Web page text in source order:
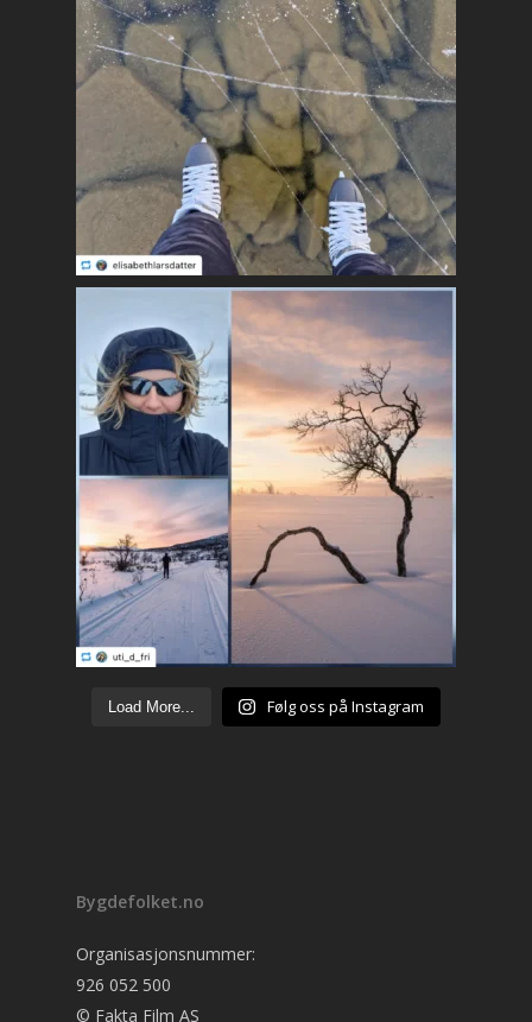
Load More... Følg oss på Instagram
Bygdefolket.no
Organisasjonsnummer:
926 052 500
© Fakta Film AS